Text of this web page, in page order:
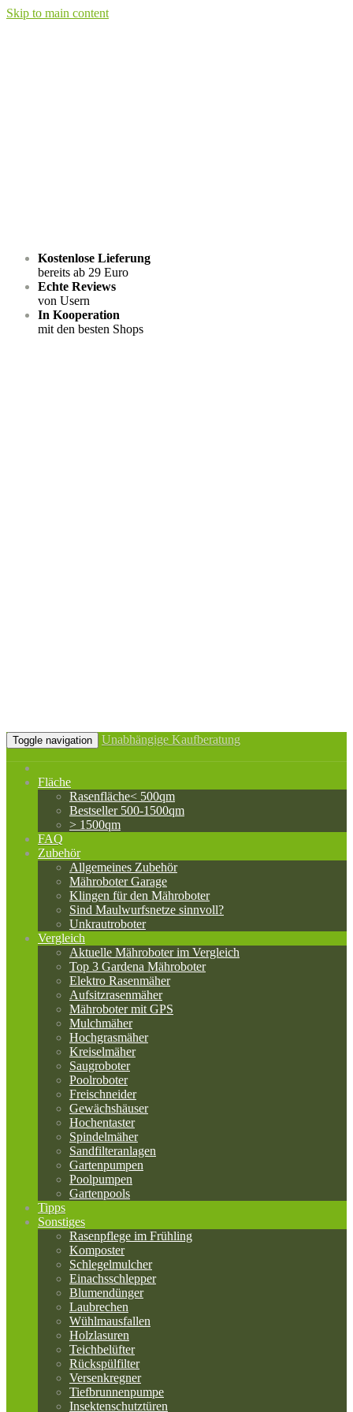
Skip to main content
Kostenlose Lieferung
bereits ab 29 Euro
Echte Reviews
von Usern
In Kooperation
mit den besten Shops
Toggle navigation Unabhängige Kaufberatung
Fläche
Rasenfläche< 500qm
Bestseller 500-1500qm
> 1500qm
FAQ
Zubehör
Allgemeines Zubehör
Mähroboter Garage
Klingen für den Mähroboter
Sind Maulwurfsnetze sinnvoll?
Unkrautroboter
Vergleich
Aktuelle Mähroboter im Vergleich
Top 3 Gardena Mähroboter
Elektro Rasenmäher
Aufsitzrasenmäher
Mähroboter mit GPS
Mulchmäher
Hochgrasmäher
Kreiselmäher
Saugroboter
Poolroboter
Freischneider
Gewächshäuser
Hochentaster
Spindelmäher
Sandfilteranlagen
Gartenpumpen
Poolpumpen
Gartenpools
Tipps
Sonstiges
Rasenpflege im Frühling
Komposter
Schlegelmulcher
Einachsschlepper
Blumendünger
Laubrechen
Wühlmausfallen
Holzlasuren
Teichbelüfter
Rückspülfilter
Versenkregner
Tiefbrunnenpumpe
Insektenschutztüren